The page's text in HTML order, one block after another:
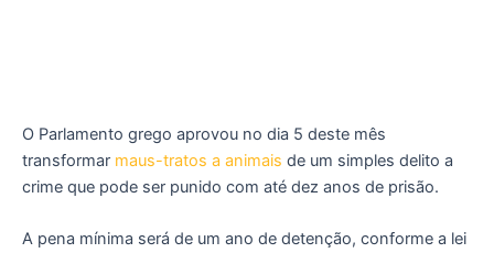
O Parlamento grego aprovou no dia 5 deste mês
transformar maus-tratos a animais de um simples delito a
crime que pode ser punido com até dez anos de prisão.
A pena mínima será de um ano de detenção, conforme a lei